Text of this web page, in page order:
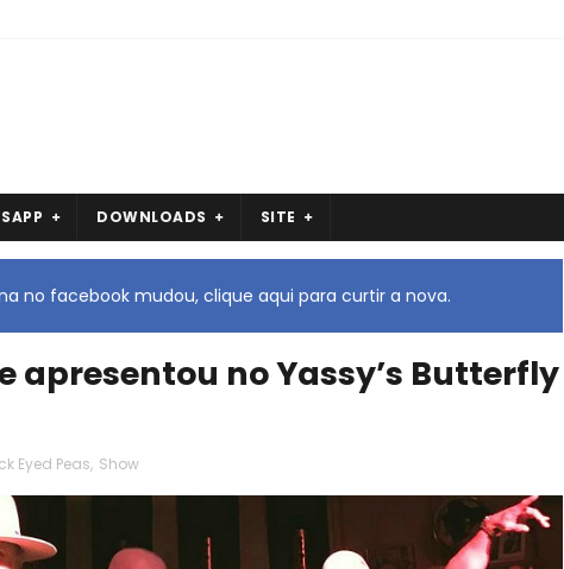
DOWNLOADS SITE
no facebook mudou, clique aqui para curtir a nova.
apresentou no Yassy’s Butterfly
Eyed Peas, Show